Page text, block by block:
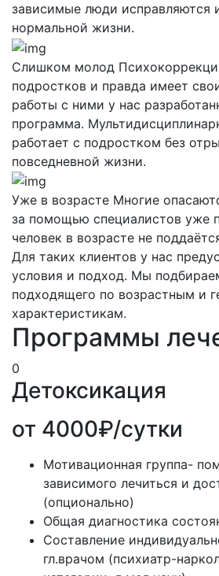
зависимые люди исправляются
нормальной жизни.
Слишком молод
подростков и правда имеет
работы с ними у нас
программа.
работает с подростком без
повседневной жизни.
Уже в возрасте Многие
за помощью специалистов уже
человек в возрасте не
Для таких клиентов у нас
условия и подход. Мы
подходящего по возрастным и
характеристикам.
Программы
0
Детоксикация
от 4000₽/сутки
Мотивационная группа-
зависимого лечиться и
(опционально)
Общая диагностика
Составление
гл.врачом (психиатр-